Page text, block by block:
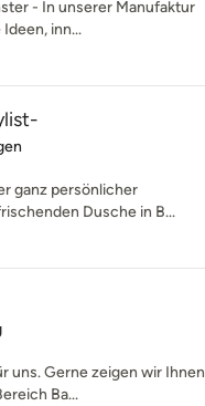
- In unserer Manufaktur
inn...
5 Sternen
ganz persönlicher
Dusche in B...
5 Sternen
uns. Gerne zeigen wir Ihnen
Ba...